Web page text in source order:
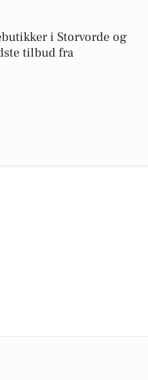
i Storvorde og
tilbud fra